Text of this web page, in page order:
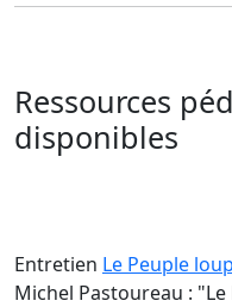
Ressources
disponibles
Entretien Le Peuple loup
Michel Pastoureau :